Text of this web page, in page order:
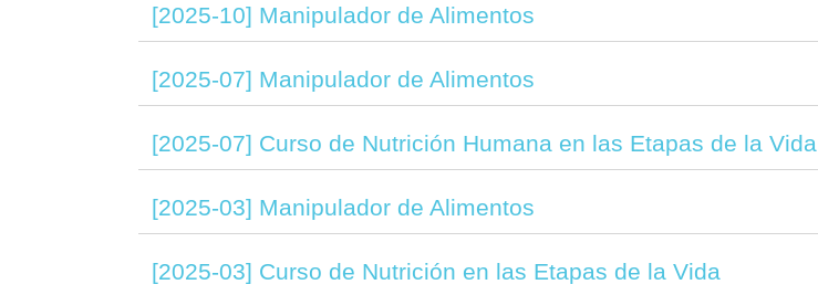
[2025-10] Manipulador de Alimentos
[2025-07] Manipulador de Alimentos
[2025-07] Curso de Nutrición Humana en las Etapas de la Vida
[2025-03] Manipulador de Alimentos
[2025-03] Curso de Nutrición en las Etapas de la Vida